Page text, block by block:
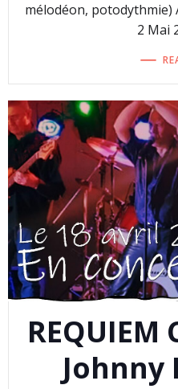
mélodéon, potodythmie)
2 Mai
REQUIEM
Johnny